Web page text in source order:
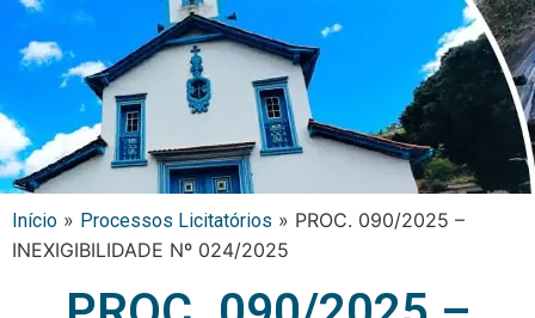
Início » Processos Licitatórios » PROC. 090/2025 –
INEXIGIBILIDADE Nº 024/2025